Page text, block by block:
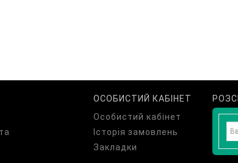
ОСОБИСТИЙ КАБІНЕТ
Особистий кабінет
Історія замовлень
Закладки